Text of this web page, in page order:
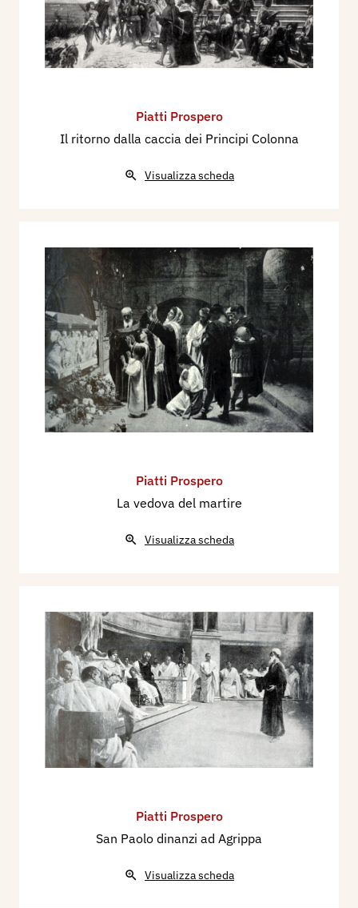
Piatti Prospero
Il ritorno dalla caccia dei Principi Colonna
Visualizza scheda
Piatti Prospero
La vedova del martire
Visualizza scheda
Piatti Prospero
San Paolo dinanzi ad Agrippa
Visualizza scheda